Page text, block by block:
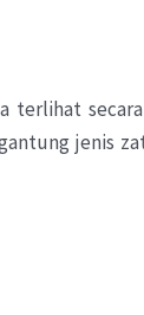
terlihat
jenis